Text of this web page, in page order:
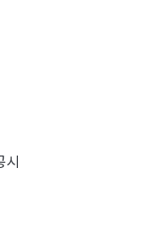
(제 7-1조의2, 1항
벌4차산업전환사채증